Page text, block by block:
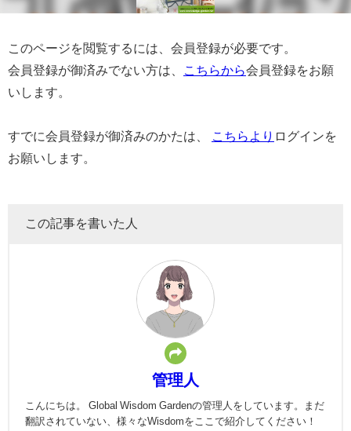
このページを閲覧するには、会員登録が必要です。
会員登録が御済みでない方は、
こちらから会員登録をお願
いします。
すでに会員登録が御済みのかたは、 こちらより ログインを
お願いします。
この記事を書いた人
管理人
こんにちは。 Global Wisdom Gardenの管理人をしています。まだ
翻訳されていない、様々なWisdomをここで紹介してください！